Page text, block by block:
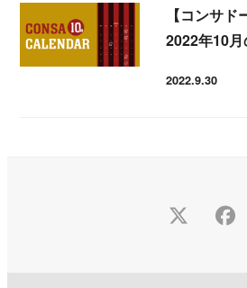
【コンサド
2022年10
投稿日
2022.9.30
Twitter